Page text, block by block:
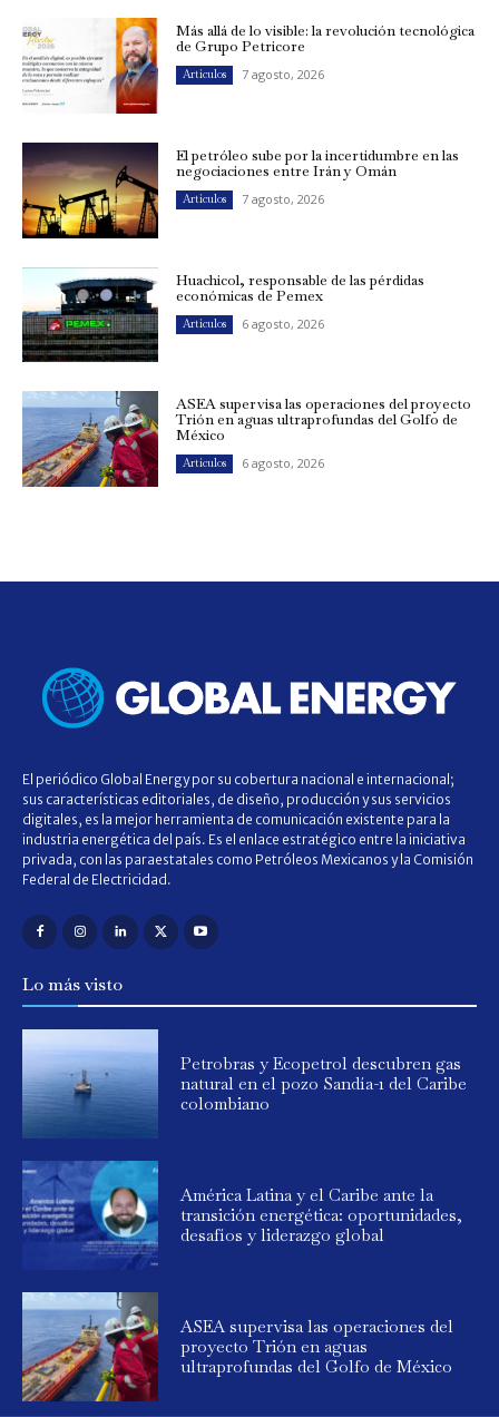
Más allá de lo visible: la revolución tecnológica
de Grupo Petricore
Artículos 7 agosto, 2026
El petróleo sube por la incertidumbre en las
negociaciones entre Irán y Omán
Artículos 7 agosto, 2026
Huachicol, responsable de las pérdidas
económicas de Pemex
Artículos 6 agosto, 2026
ASEA supervisa las operaciones del proyecto
Trión en aguas ultraprofundas del Golfo de
México
Artículos 6 agosto, 2026
El periódico Global Energy por su cobertura nacional e internacional;
sus características editoriales, de diseño, producción y sus servicios
digitales, es la mejor herramienta de comunicación existente para la
industria energética del país. Es el enlace estratégico entre la iniciativa
privada, con las paraestatales como Petróleos Mexicanos y la Comisión
Federal de Electricidad.
Lo más visto
Petrobras y Ecopetrol descubren gas
natural en el pozo Sandía-1 del Caribe
colombiano
América Latina y el Caribe ante la
transición energética: oportunidades,
desafíos y liderazgo global
ASEA supervisa las operaciones del
proyecto Trión en aguas
ultraprofundas del Golfo de México